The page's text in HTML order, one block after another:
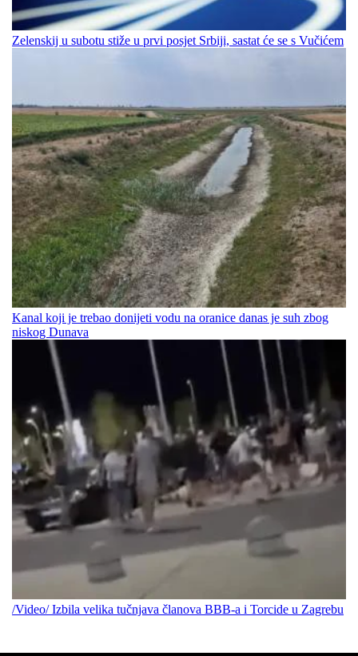
Zelenskij u subotu stiže u prvi posjet Srbiji, sastat će se s Vučićem
Kanal koji je trebao donijeti vodu na oranice danas je suh zbog
niskog Dunava
/Video/ Izbila velika tučnjava članova BBB-a i Torcide u Zagrebu